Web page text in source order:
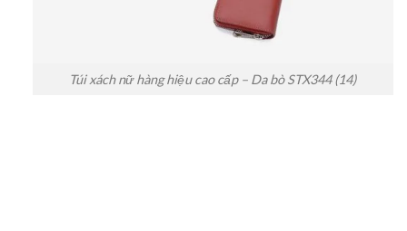
Túi xách nữ hàng hiệu cao cấp – Da bò STX344 (14)